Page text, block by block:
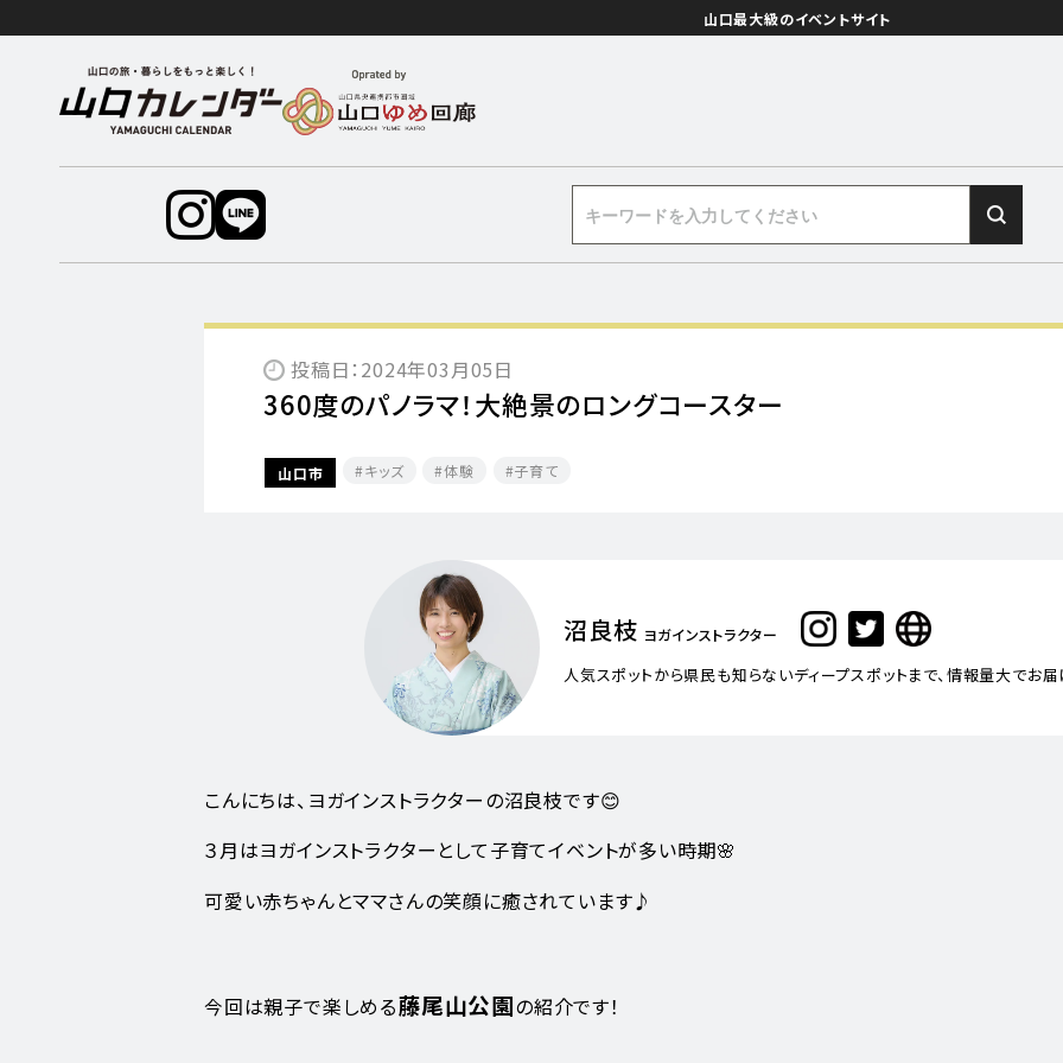
山口最大級のイベントサイト
投稿日：2024年03月05日
360度のパノラマ！大絶景のロングコースター
山口市 キッズ 体験 子育て
沼良枝 ヨガインストラクター
人気スポットから県民も知らないディープスポットまで、情報量大でお届
こんにちは、ヨガインストラクターの沼良枝です😊
３月はヨガインストラクターとして子育てイベントが多い時期🌸
可愛い赤ちゃんとママさんの笑顔に癒されています♪
今回は親子で楽しめる藤尾山公園の紹介です！